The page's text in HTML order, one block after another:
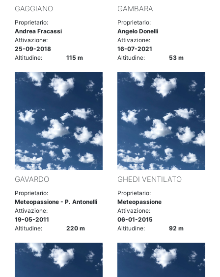
GAGGIANO
Proprietario:
Andrea Fracassi
Attivazione:
25-09-2018
Altitudine:
115 m
GAMBARA
Proprietario:
Angelo Donelli
Attivazione:
16-07-2021
Altitudine:
53 m
GAVARDO
Proprietario:
Meteopassione - P. Antonelli
Attivazione:
19-05-2011
Altitudine:
220 m
GHEDI VENTILATO
Proprietario:
Meteopassione
Attivazione:
06-01-2015
Altitudine:
92 m